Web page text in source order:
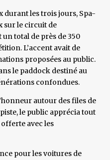
durant les trois jours, Spa-
sur le circuit de
total de près de 350
L’accent avait de
proposées au public.
le paddock destiné au
confondues.
autour des files de
le public apprécia tout
avec les
pour les voitures de